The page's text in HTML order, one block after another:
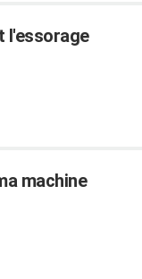
l'essorage
machine